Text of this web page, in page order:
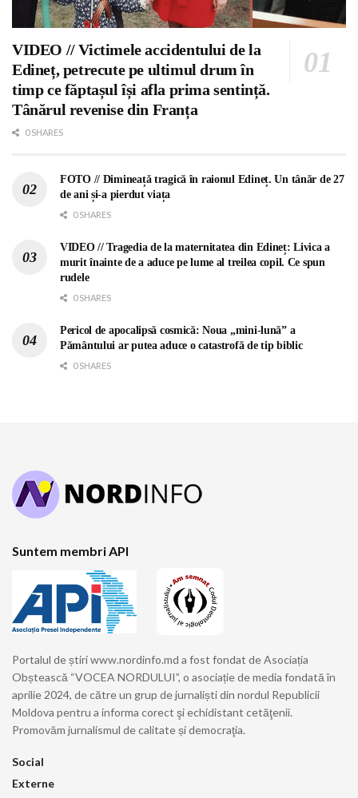
VIDEO // Victimele accidentului de la
Edineț, petrecute pe ultimul drum în
timp ce făptașul își afla prima sentință.
Tânărul revenise din Franța
0 SHARES
FOTO // Dimineață tragică în raionul Edineț. Un tânăr de 27
de ani și-a pierdut viața
0 SHARES
VIDEO // Tragedia de la maternitatea din Edineț: Livica a
murit înainte de a aduce pe lume al treilea copil. Ce spun
rudele
0 SHARES
Pericol de apocalipsă cosmică: Noua „mini-lună” a
Pământului ar putea aduce o catastrofă de tip biblic
0 SHARES
Suntem membri API
Portalul de știri www.nordinfo.md a fost fondat de Asociația
Obștească “VOCEA NORDULUI”, o asociație de media fondată în
aprilie 2024, de către un grup de jurnaliști din nordul Republicii
Moldova pentru a informa corect şi echidistant cetăţenii.
Promovăm jurnalismul de calitate și democraţia.
Social
Externe